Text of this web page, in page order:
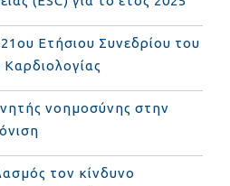
Ετήσιου Συνεδρίου του
νοημοσύνης στην
τον κίνδυνο